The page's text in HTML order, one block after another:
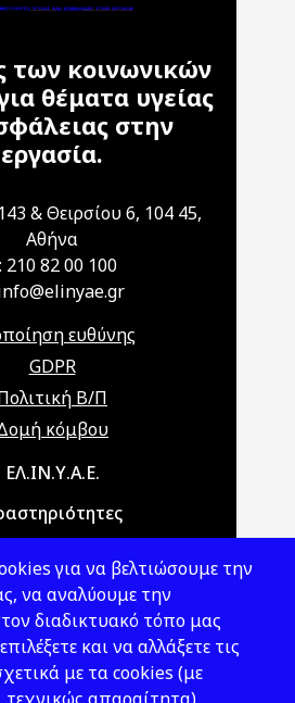
των κοινωνικών
θέματα υγείας
στην
εργασία.
& Θειρσίου 6, 104 45,
Αθήνα
210 82 00 100
ευθύνης
GDPR
Β/Π
κόμβου
ΕΛ.ΙΝ.Υ.Α.Ε.
Νομοθεσία
Εκδόσεις
- Εκδηλώσεις
για να βελτιώσουμε την
να αναλύουμε την
διαδικτυακό τόπο μας
και να αλλάξετε τις
με τα cookies (με